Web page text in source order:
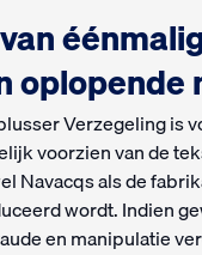
oplopende
Verzegeling is
voorzien van de
Navacqs als de
wordt. Indien
en manipulatie